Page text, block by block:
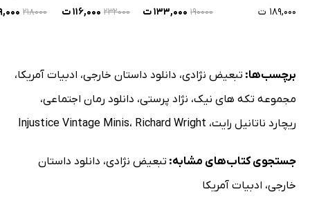
۱۸۹,۰۰۰ ت
۱۹۰۰۰۰ ۱۳۳,۰۰۰ ت ۲۳۲۰۰۰ ۱۱۶,۰۰۰ ت ۲۱۸۰۰۰
برچسب‌ها: تبعیض نژادی، دانلود داستان خارجی، ادبیات آمریکا،
مجموعه تکه های نیک، نژاد پرستی، دانلود رمان اجتماعی،
ریچارد ناتانیل رایت، Injustice Vintage Minis، Richard Wright
جستجوی کتاب‌های مشابه: تبعیض نژادی، دانلود داستان
خارجی، ادبیات آمریکا